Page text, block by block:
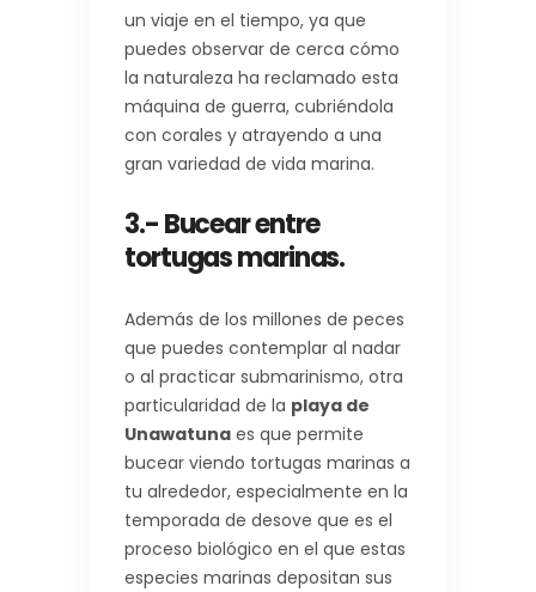
un viaje en el tiempo, ya que
puedes observar de cerca cómo
la naturaleza ha reclamado esta
máquina de guerra, cubriéndola
con corales y atrayendo a una
gran variedad de vida marina.
3.- Bucear entre
tortugas marinas.
Además de los millones de peces
que puedes contemplar al nadar
o al practicar submarinismo, otra
particularidad de la playa de
Unawatuna es que permite
bucear viendo tortugas marinas a
tu alrededor, especialmente en la
temporada de desove que es el
proceso biológico en el que estas
especies marinas depositan sus